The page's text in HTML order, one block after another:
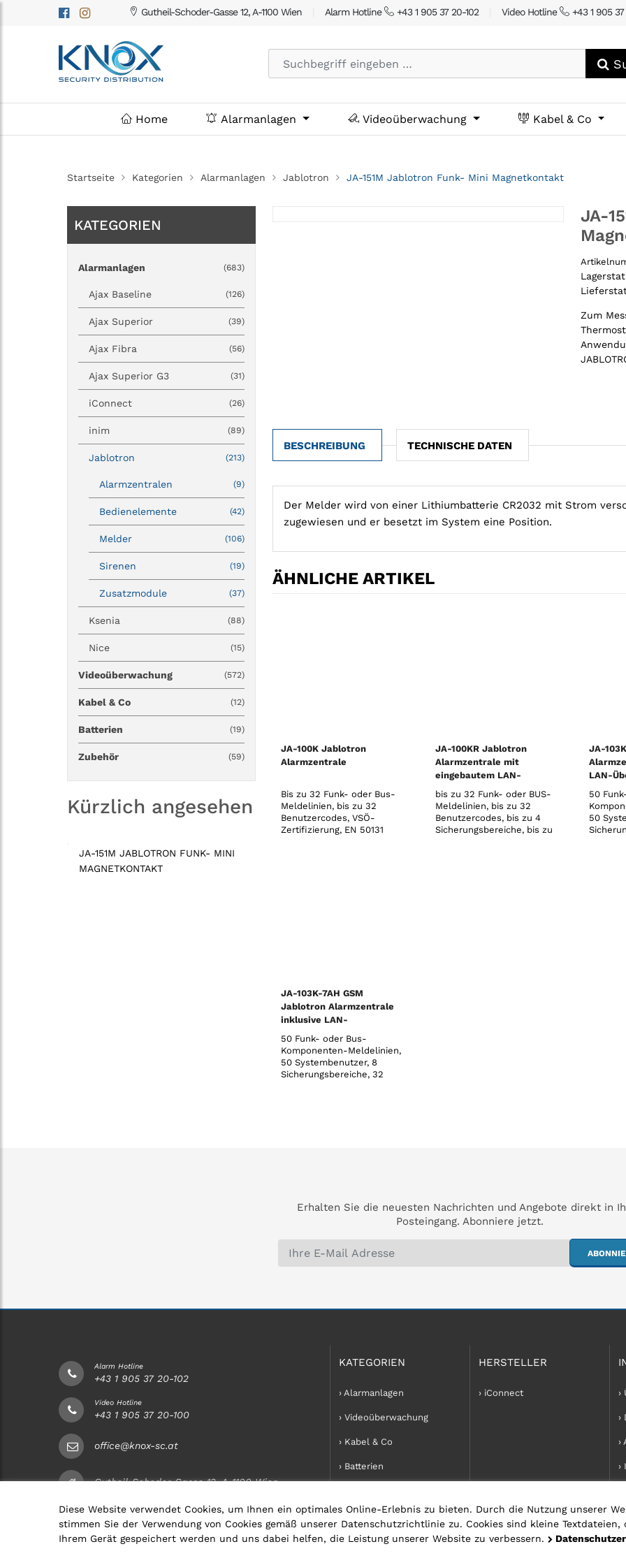
Gutheil-Schoder-Gasse 12, A-1100 Wien Alarm Hotline +43 1 905 37 20-102 Video Hotline +43 1 905
Home Alarmanlagen Videoüberwachung Kabel & Co
Startseite Kategorien Alarmanlagen Jablotron JA-151M Jablotron Funk- Mini Magnetkontakt
KATEGORIEN
Alarmanlagen (683)
Ajax Baseline (126)
Ajax Superior (39)
Ajax Fibra (56)
Ajax Superior G3 (31)
iConnect (26)
inim (89)
Jablotron (213)
Alarmzentralen (9)
Bedienelemente (42)
Melder (106)
Sirenen (19)
Zusatzmodule (37)
Ksenia (88)
Nice (15)
Videoüberwachung (572)
Kabel & Co (12)
Batterien (19)
Zubehör (59)
Kürzlich angesehen
JA-151M JABLOTRON FUNK- MINI
MAGNETKONTAKT
JA-
Zum
BESCHREIBUNG TECHNISCHE DATEN
Der Melder wird von einer Lithiumbatterie CR2032 mit Strom
zugewiesen und er besetzt im System eine Position.
ÄHNLICHE ARTIKEL
JA-100K Jablotron
Alarmzentrale
Bis zu 32 Funk- oder Bus-
Meldelinien, bis zu 32
Benutzercodes, VSÖ-
Zertifizierung, EN 50131
JA-100KR Jablotron
Alarmzentrale mit
eingebautem LAN-
Kommunikationsmodul
und Funkmodul
bis zu 32 Funk- oder BUS-
Meldelinien, bis zu 32
Benutzercodes, bis zu 4
Sicherungsbereiche, bis zu
JA-
LAN-
50
50
JA-103K-7AH GSM
Jablotron Alarmzentrale
inklusive LAN-
Übertragungsgerät - 7 Ah
50 Funk- oder Bus-
Komponenten-Meldelinien,
50 Systembenutzer, 8
Sicherungsbereiche, 32
Diese Website verwendet Cookies, um Ihnen ein optimales Online-Erlebnis zu bieten. Durch die Nutzung unserer
stimmen Sie der Verwendung von Cookies gemäß unserer Datenschutzrichtlinie zu. Cookies sind kleine Textdateien,
Ihrem Gerät gespeichert werden und uns dabei helfen, die Leistung unserer Website zu verbessern.
Erhalten Sie die neuesten Nachrichten und Angebote direkt in
Posteingang. Abonniere jetzt.
Alarm Hotline
+43 1 905 37 20-102
Video Hotline
+43 1 905 37 20-100
office@knox-sc.at
Gutheil-Schoder-Gasse 12, A-1100 Wien
KATEGORIEN
› Alarmanlagen
› Videoüberwachung
› Kabel & Co
› Batterien
HERSTELLER
› iConnect ›
›
›
›